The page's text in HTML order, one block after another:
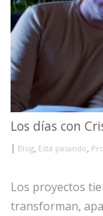
Los días con
| Blog, Está pasando,
Los proyectos
transforman,